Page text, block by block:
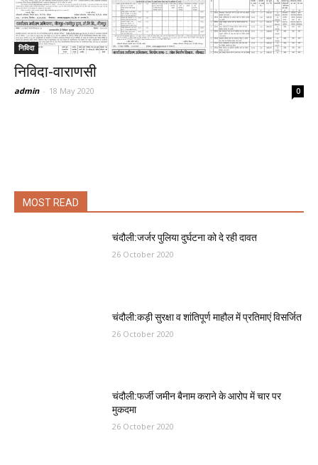
निविदा
निविदा-वाराणसी
admin - 18 May 2020 0
MOST READ
चंदौली:जर्जर पुलिया दुर्घटना को दे रही दावत
26 October 2020
चंदौली:कड़ी सुरक्षा व शांतिपूर्ण माहौल में प्रतिमाएं विसर्जित
26 October 2020
चंदौली:फर्जी जमीन बैनाम कराने के आरोप में चार पर
मुकदमा
26 October 2020